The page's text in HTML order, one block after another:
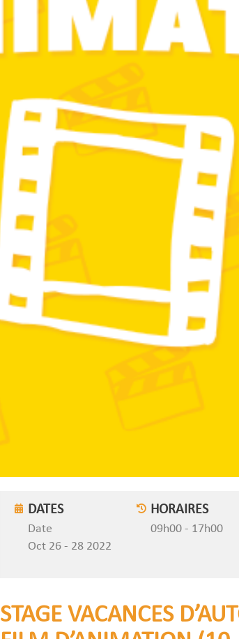
DATES
Date
Oct 26 - 28 2022
HORAIRES
09h00 - 17h00
STAGE VACANCES